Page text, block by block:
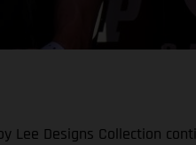
Lee Designs Collection